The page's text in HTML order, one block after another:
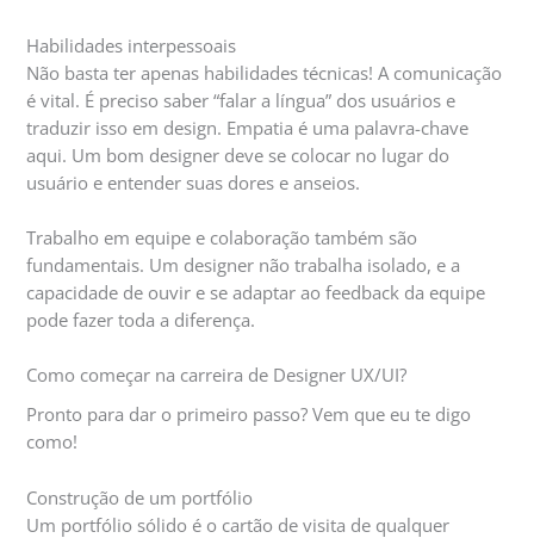
Habilidades interpessoais
Não basta ter apenas habilidades técnicas! A comunicação
é vital. É preciso saber “falar a língua” dos usuários e
traduzir isso em design. Empatia é uma palavra-chave
aqui. Um bom designer deve se colocar no lugar do
usuário e entender suas dores e anseios.
Trabalho em equipe e colaboração também são
fundamentais. Um designer não trabalha isolado, e a
capacidade de ouvir e se adaptar ao feedback da equipe
pode fazer toda a diferença.
Como começar na carreira de Designer UX/UI?
Pronto para dar o primeiro passo? Vem que eu te digo
como!
Construção de um portfólio
Um portfólio sólido é o cartão de visita de qualquer